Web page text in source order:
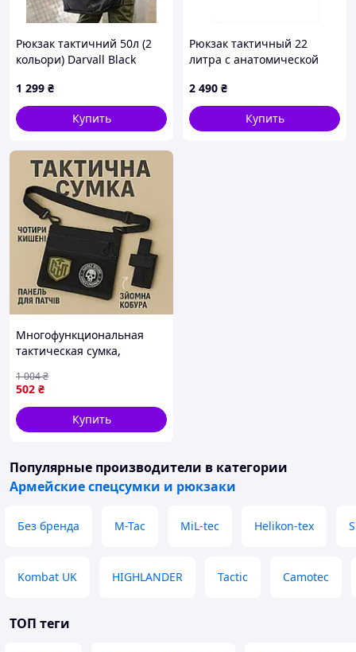
Рюкзак тактичний 50л (2
кольори) Darvall Black
1 299 ₴
Купить
Рюкзак тактичный 22
литра с анатомической
2 490 ₴
Купить
Многофункциональная
тактическая сумка,
мужчин пояс плечо
мужская тактическая IK-60
502 ₴
1 004₴
Купить
Популярные производители в категории
Армейские спецсумки и рюкзаки
Без бренда M-Tac MiL-tec Helikon-tex
Kombat UK HIGHLANDER Tactic Camotec
ТОП теги